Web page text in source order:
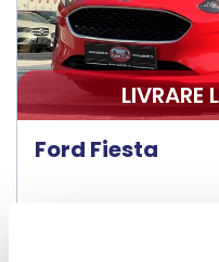
LIVRARE
Ford Fiesta